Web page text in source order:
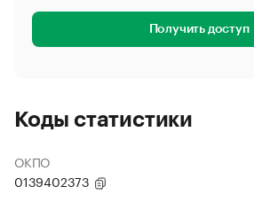
Получить доступ
Коды статистики
ОКПО
0139402373